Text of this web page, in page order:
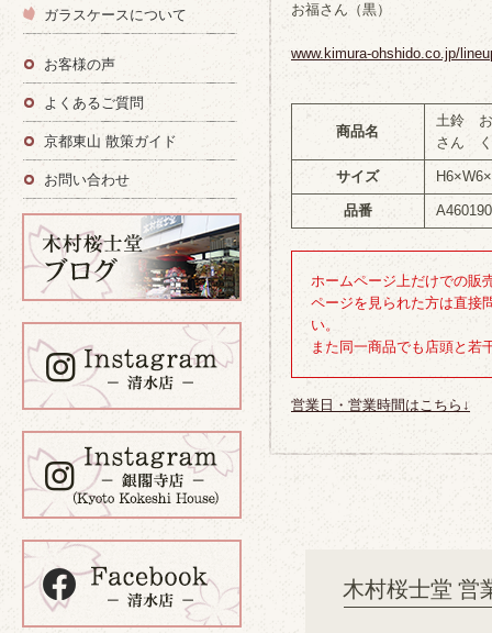
お福さん（黒）
www.kimura-ohshido.co.jp/
商品名
土鈴
さん
サイズ
品番 A460190
ホームページ上だけでの販
ページを見られた方は直接
い。
また同一商品でも店頭と若
営業日・営業時間はこちら↓
木村桜士堂 営
ガラスケースについて
お客様の声
よくあるご質問
京都東山 散策ガイド
お問い合わせ